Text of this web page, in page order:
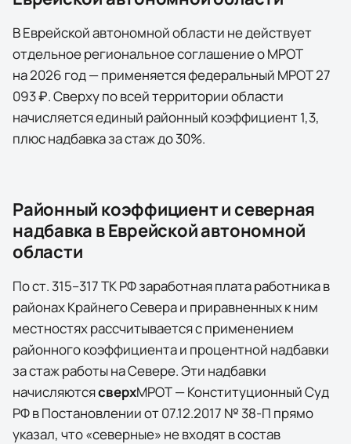
В Еврейской автономной области не действует
отдельное региональное соглашение о МРОТ
на 2026 год — применяется федеральный МРОТ 27
093 ₽. Сверху по всей территории области
начисляется единый районный коэффициент 1,3,
плюс надбавка за стаж до 30%.
Районный коэффициент и северная
надбавка вЕврейской автономной
области
По ст. 315–317 ТК РФ заработная плата работника в
районах Крайнего Севера и приравненных к ним
местностях рассчитывается с применением
районного коэффициента и процентной надбавки
за стаж работы на Севере. Эти надбавки
начисляютсясверхМРОТ — Конституционный Суд
РФ в Постановлении от 07.12.2017 № 38-П прямо
указал, что «северные» не входят в состав